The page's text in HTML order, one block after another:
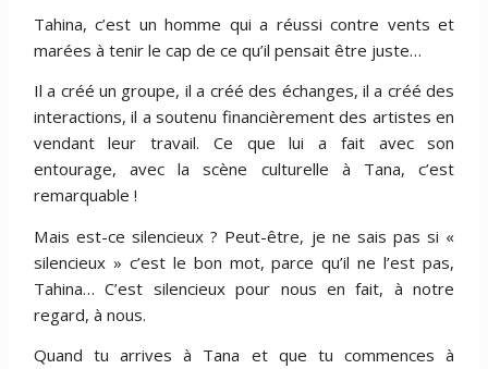
Tahina, c’est un homme qui a réussi contre vents et
marées à tenir le cap de ce qu’il pensait être juste…
Il a créé un groupe, il a créé des échanges, il a créé des
interactions, il a soutenu financièrement des artistes en
vendant leur travail. Ce que lui a fait avec son
entourage, avec la scène culturelle à Tana, c’est
remarquable !
Mais est-ce silencieux ? Peut-être, je ne sais pas si «
silencieux » c’est le bon mot, parce qu’il ne l’est pas,
Tahina… C’est silencieux pour nous en fait, à notre
regard, à nous.
Quand tu arrives à Tana et que tu commences à